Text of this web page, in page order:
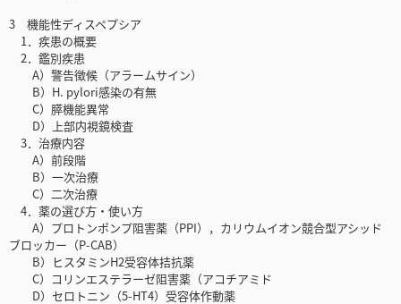
3 機能性ディスペプシア
1．疾患の概要
2．鑑別疾患
A）警告徴候（アラームサイン）
B）H. pylori感染の有無
C）膵機能異常
D）上部内視鏡検査
3．治療内容
A）前段階
B）一次治療
C）二次治療
4．薬の選び方・使い方
A）プロトンポンプ阻害薬（PPI），カリウムイオン競合型アシッド
ブロッカー（P-CAB）
B）ヒスタミンH2受容体拮抗薬
C）コリンエステラーゼ阻害薬（アコチアミド
D）セロトニン（5-HT4）受容体作動薬